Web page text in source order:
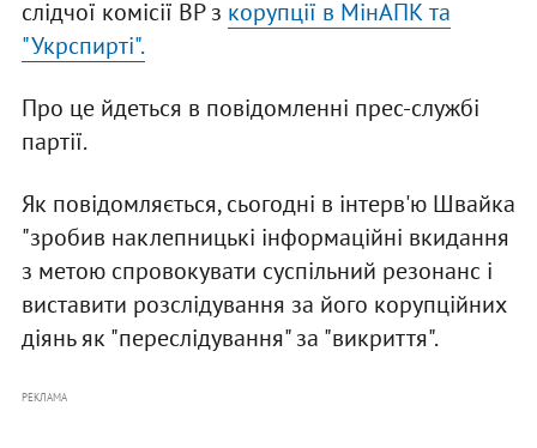
слідчої комісії ВР з корупції в МінАПК та
"Укрспирті".
Про це йдеться в повідомленні прес-службі
партії.
Як повідомляється, сьогодні в інтерв'ю Швайка
"зробив наклепницькі інформаційні вкидання
з метою спровокувати суспільний резонанс і
виставити розслідування за його корупційних
діянь як "переслідування" за "викриття".
РЕКЛАМА